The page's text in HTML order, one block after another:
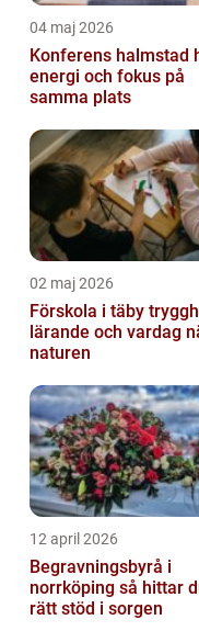
04 maj 2026
Konferens halmstad hav,
energi och fokus på
samma plats
02 maj 2026
Förskola i täby trygghet,
lärande och vardag
naturen
12 april 2026
Begravningsbyrå i
norrköping så hittar du
rätt stöd i sorgen